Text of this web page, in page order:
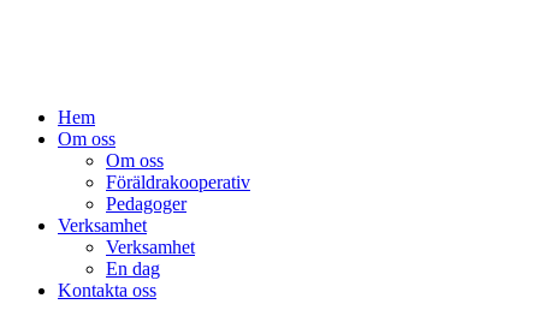
Hem
Om oss
Om oss
Föräldrakooperativ
Pedagoger
Verksamhet
Verksamhet
En dag
Kontakta oss